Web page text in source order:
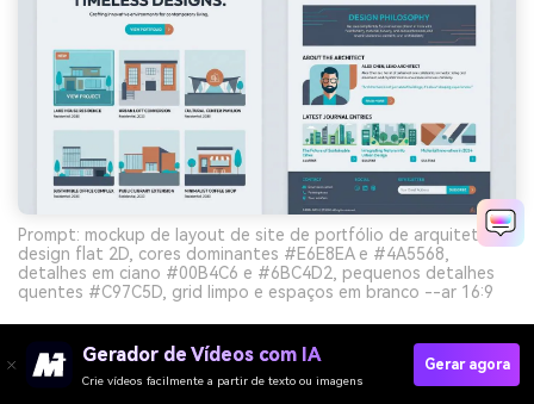
Prompt: mockup de layout de site de portfólio de arquitetura,
design flat 2D, cores dominantes #E6E8EA e #4A5568,
detalhes em ciano #00B4C6 e #6BC4D2, pequenos detalhes
quentes #C97C5D, grid limpo e espaços em branco --ar 16:9
Crie Visuais De Paleta Ciano Com IA Grátis
Gerador de Vídeos com IA
Crie vídeos facilmente a partir de texto ou imagens
Gerar agora